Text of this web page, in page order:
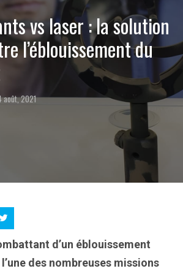
vs laser : la solution
l’éblouissement du
août, 2021
d’un éblouissement
des nombreuses missions